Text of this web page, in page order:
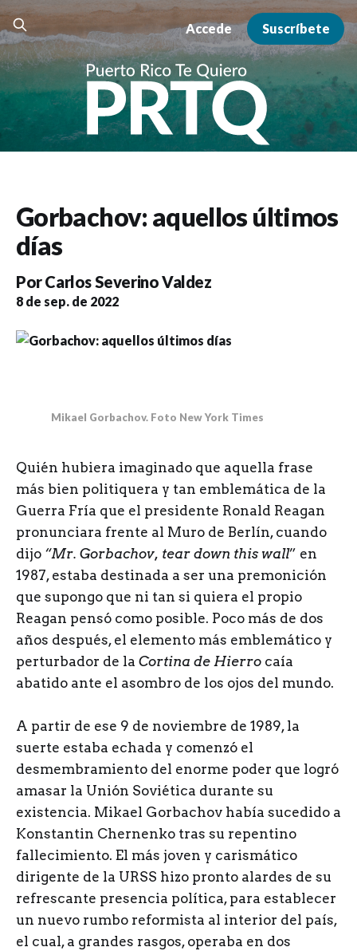
Accede Suscríbete
Gorbachov: aquellos últimos
días
PorCarlos Severino Valdez
8 de sep. de 2022
Mikael Gorbachov. Foto New York Times
Quién hubiera imaginado que aquella frase
más bien politiquera y tan emblemática de la
Guerra Fría que el presidente Ronald Reagan
pronunciara frente al Muro de Berlín, cuando
dijo “Mr. Gorbachov, tear down this wall” en
1987, estaba destinada a ser una premonición
que supongo que ni tan si quiera el propio
Reagan pensó como posible. Poco más de dos
años después, el elemento más emblemático y
perturbador de la Cortina de Hierro caía
abatido ante el asombro de los ojos del mundo.
A partir de ese 9 de noviembre de 1989, la
suerte estaba echada y comenzó el
desmembramiento del enorme poder que logró
amasar la Unión Soviética durante su
existencia. Mikael Gorbachov había sucedido a
Konstantin Chernenko tras su repentino
fallecimiento. El más joven y carismático
dirigente de la URSS hizo pronto alardes de su
refrescante presencia política, para establecer
un nuevo rumbo reformista al interior del país,
el cual, a grandes rasgos, operaba en dos